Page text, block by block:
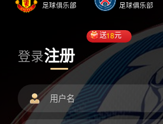
登录注册
送18元